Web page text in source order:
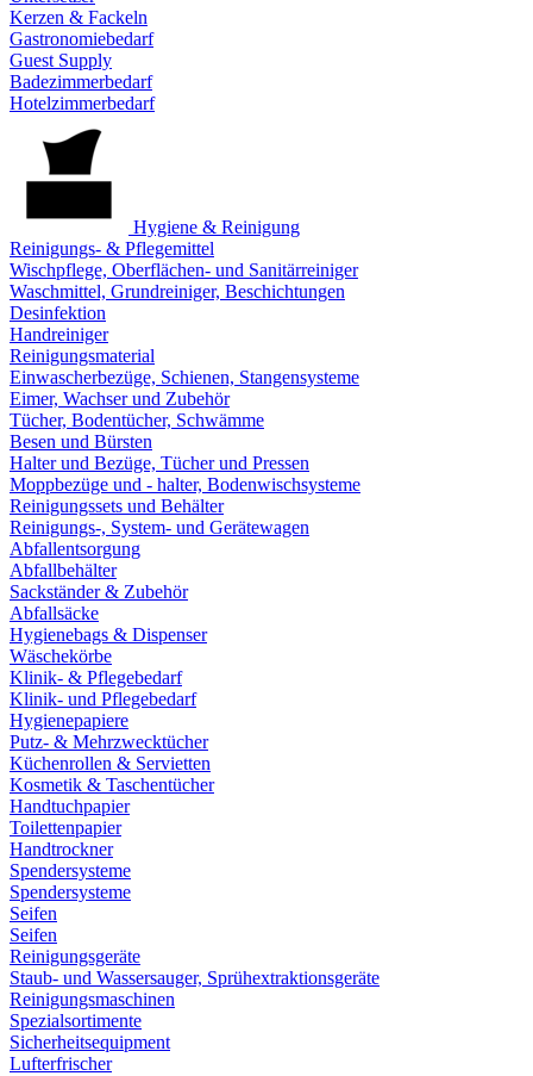
Kerzen & Fackeln
Gastronomiebedarf
Guest Supply
Badezimmerbedarf
Hotelzimmerbedarf
Hygiene & Reinigung
Reinigungs- & Pflegemittel
Wischpflege, Oberflächen- und Sanitärreiniger
Waschmittel, Grundreiniger, Beschichtungen
Desinfektion
Handreiniger
Reinigungsmaterial
Einwascherbezüge, Schienen, Stangensysteme
Eimer, Wachser und Zubehör
Tücher, Bodentücher, Schwämme
Besen und Bürsten
Halter und Bezüge, Tücher und Pressen
Moppbezüge und - halter, Bodenwischsysteme
Reinigungssets und Behälter
Reinigungs-, System- und Gerätewagen
Abfallentsorgung
Abfallbehälter
Sackständer & Zubehör
Abfallsäcke
Hygienebags & Dispenser
Wäschekörbe
Klinik- & Pflegebedarf
Klinik- und Pflegebedarf
Hygienepapiere
Putz- & Mehrzwecktücher
Küchenrollen & Servietten
Kosmetik & Taschentücher
Handtuchpapier
Toilettenpapier
Handtrockner
Spendersysteme
Spendersysteme
Seifen
Seifen
Reinigungsgeräte
Staub- und Wassersauger, Sprühextraktionsgeräte
Reinigungsmaschinen
Spezialsortimente
Sicherheitsequipment
Lufterfrischer